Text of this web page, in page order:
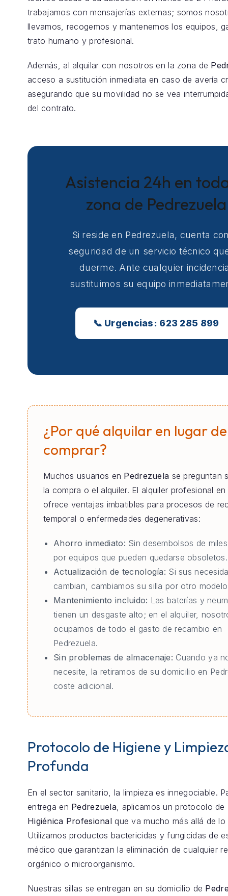
trabajamos con mensajerías externas; somos
llevamos, recogemos y mantenemos los equipos,
trato humano y profesional.
Además, al alquilar con nosotros en la zona de
acceso a sustitución inmediata en caso de avería
asegurando que su movilidad no se vea
del contrato.
Asistencia 24h en
zona de Pedrezuela
Si reside en Pedrezuela, cuenta
seguridad de un servicio técnico
duerme. Ante cualquier
sustituimos su equipo
📞 Urgencias: 623 285 899
¿Por qué alquilar en lugar de
comprar?
Muchos usuarios en Pedrezuela se preguntan
la compra o el alquiler. El alquiler profesional en
ofrece ventajas imbatibles para procesos de
temporal o enfermedades degenerativas:
Ahorro inmediato: Sin desembolsos de
por equipos que pueden quedarse obsoletos.
Actualización de tecnología: Si sus
cambian, cambiamos su silla por otro
Mantenimiento incluido: Las baterías y
tienen un desgaste alto; en el alquiler,
ocupamos de todo el gasto de recambio en
Pedrezuela.
Sin problemas de almacenaje: Cuando ya
necesite, la retiramos de su domicilio en
coste adicional.
Protocolo de Higiene y
Profunda
En el sector sanitario, la limpieza es innegociable.
entrega en Pedrezuela , aplicamos un protocolo de
Higiénica Profesional que va mucho más allá de
Utilizamos productos bactericidas y fungicidas de
médico que garantizan la eliminación de cualquier
orgánico o microorganismo.
Nuestras sillas se entregan en su domicilio de